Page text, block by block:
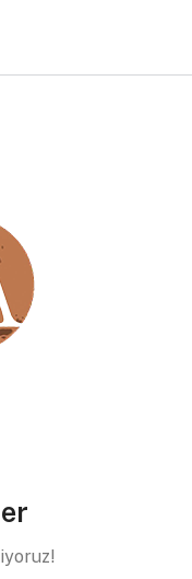
üstüne sigaramı
yaptım.
bir çavuş bir
nöbette öldüm.